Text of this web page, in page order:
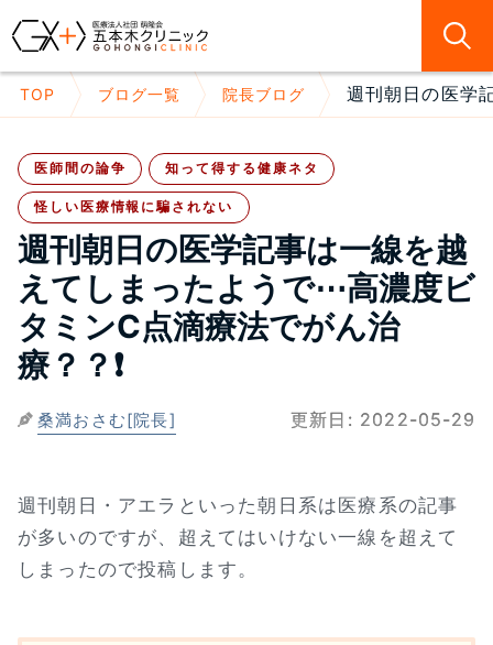
TOP ブログ一覧 院長ブログ 週刊朝日の医学
医師間の論争 知って得する健康ネタ
怪しい医療情報に騙されない
週刊朝日の医学記事は一線を越
えてしまったようで⋯高濃度ビ
タミンC点滴療法でがん治
療？？❗
桑満おさむ[院長] 更新日: 2022-05-29
週刊朝日・アエラといった朝日系は医療系の記事
が多いのですが、超えてはいけない一線を超えて
しまったので投稿します。